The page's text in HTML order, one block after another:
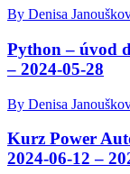
By Denisa
Python – úvod
– 2024-05-28
By Denisa
Kurz Power
2024-06-12 –